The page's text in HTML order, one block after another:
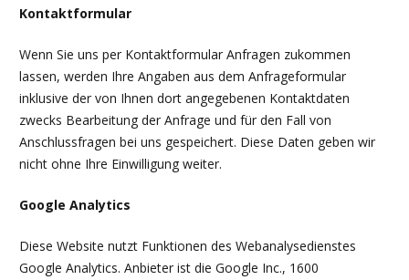
Kontaktformular
Wenn Sie uns per Kontaktformular Anfragen zukommen
lassen, werden Ihre Angaben aus dem Anfrageformular
inklusive der von Ihnen dort angegebenen Kontaktdaten
zwecks Bearbeitung der Anfrage und für den Fall von
Anschlussfragen bei uns gespeichert. Diese Daten geben wir
nicht ohne Ihre Einwilligung weiter.
Google Analytics
Diese Website nutzt Funktionen des Webanalysedienstes
Google Analytics. Anbieter ist die Google Inc., 1600